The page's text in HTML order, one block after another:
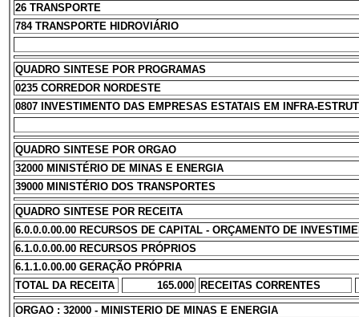
26 TRANSPORTE
784 TRANSPORTE HIDROVIÁRIO
QUADRO SINTESE POR PROGRAMAS
0235 CORREDOR NORDESTE
0807 INVESTIMENTO DAS EMPRESAS ESTATAIS EM INFRA-
QUADRO SINTESE POR ORGAO
32000 MINISTÉRIO DE MINAS E ENERGIA
39000 MINISTÉRIO DOS TRANSPORTES
QUADRO SINTESE POR RECEITA
6.0.0.0.00.00 RECURSOS DE CAPITAL - ORÇAMENTO DE
6.1.0.0.00.00 RECURSOS PRÓPRIOS
6.1.1.0.00.00 GERAÇÃO PRÓPRIA
TOTAL DA RECEITA
165.000 RECEITAS CORRENTES
ORGAO : 32000 - MINISTERIO DE MINAS E ENERGIA